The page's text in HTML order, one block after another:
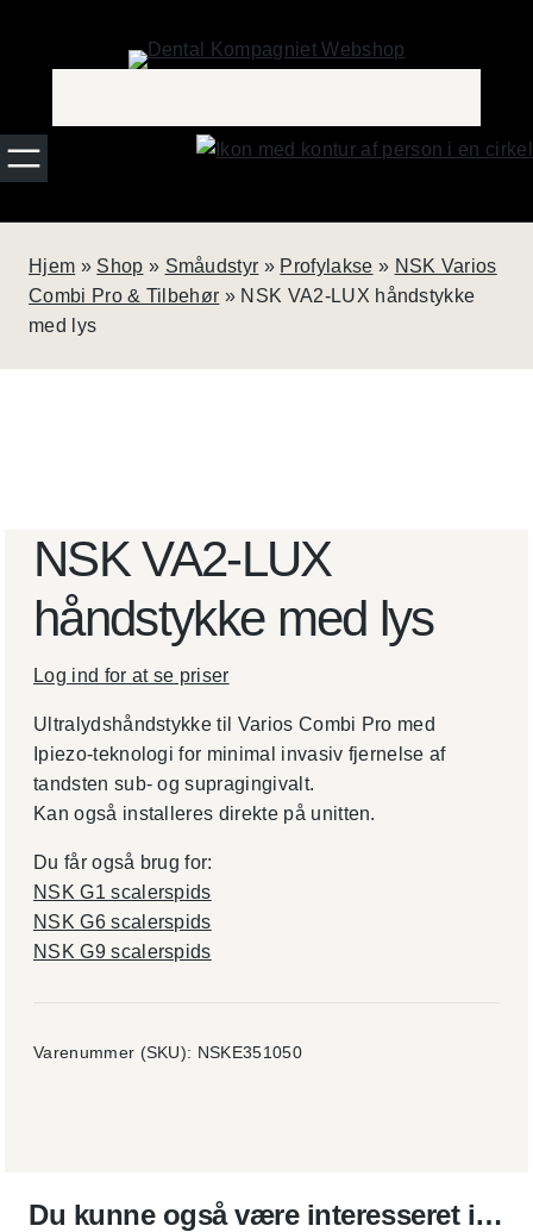
indhold
Hjem » Shop » Småudstyr » Profylakse » NSK Varios
Combi Pro & Tilbehør » NSK VA2-LUX håndstykke
med lys
NSK VA2-LUX
håndstykke med lys
Log ind for at se priser
Ultralydshåndstykke til Varios Combi Pro med
Ipiezo-teknologi for minimal invasiv fjernelse af
tandsten sub- og supragingivalt.
Kan også installeres direkte på unitten.
Du får også brug for:
NSK G1 scalerspids
NSK G6 scalerspids
NSK G9 scalerspids
Varenummer (SKU): NSKE351050
Du kunne også være interesseret i…